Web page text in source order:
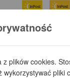
Płatności
plików cookies.
pliki